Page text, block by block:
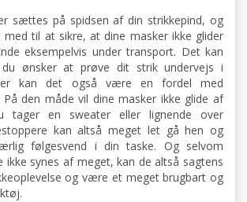
sættes på spidsen af din strikkepind, og
til at sikre, at dine masker ikke glider
eksempelvis under transport. Det kan
ønsker at prøve dit strik undervejs i
kan det også være en fordel med
På den måde vil dine masker ikke glide af
tager en sweater eller lignende over
kan altså meget let gå hen og
følgesvend i din taske. Og selvom
ikke synes af meget, kan de altså sagtens
og være et meget brugbart og